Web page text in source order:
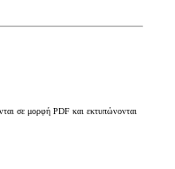
σε μορφή PDF και εκτυπώνονται